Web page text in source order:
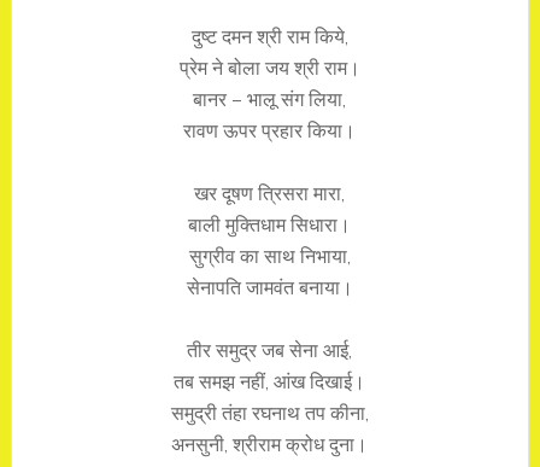
दुष्ट दमन श्री राम किये,
प्रेम ने बोला जय श्री राम।
बानर – भालू संग लिया,
रावण ऊपर प्रहार किया।
खर दूषण त्रिसरा मारा,
बाली मुक्तिधाम सिधारा।
सुग्रीव का साथ निभाया,
सेनापति जामवंत बनाया।
तीर समुद्र जब सेना आई,
तब समझ नहीं, आंख दिखाई।
समुद्री तंहा रघनाथ तप कीना,
अनसुनी, श्रीराम क्रोध दुना।